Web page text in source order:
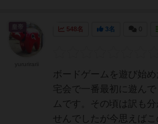
548名 3名
ボードゲームを遊び始
宅会で一番最初に遊ん
ムです。その頃は訳も
せんでしたが今思えばこ
皇帝